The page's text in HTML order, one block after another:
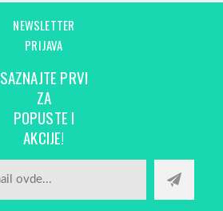
NEWSLETTER
PRIJAVA
SAZNAJTE PRVI
ZA
POPUSTE I
AKCIJE!